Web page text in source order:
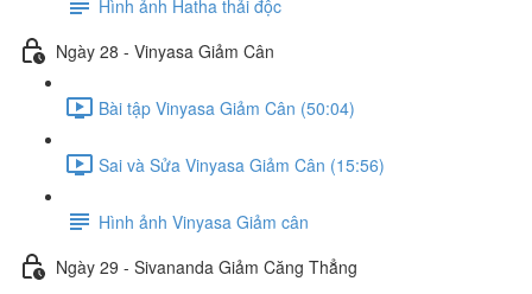
Hình ảnh Hatha thải độc
Ngày 28 - Vinyasa Giảm Cân
Bài tập Vinyasa Giảm Cân (50:04)
Sai và Sửa Vinyasa Giảm Cân (15:56)
Hình ảnh Vinyasa Giảm cân
Ngày 29 - Sivananda Giảm Căng Thẳng